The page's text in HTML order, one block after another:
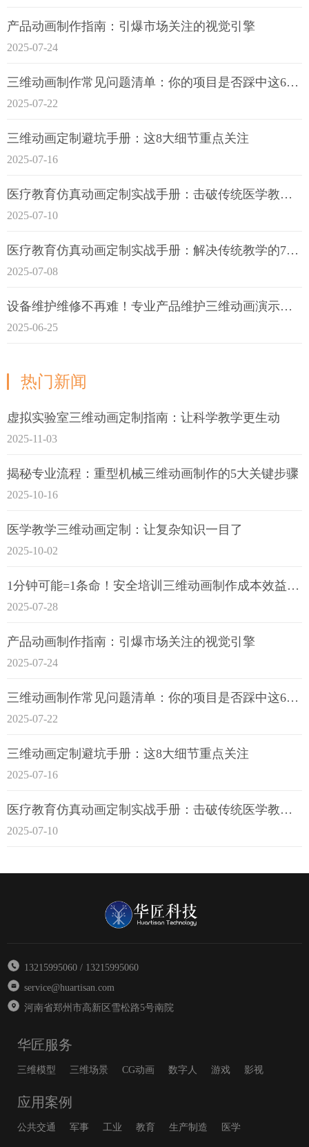
产品动画制作指南：引爆市场关注的视觉引擎
2025-07-24
三维动画制作常见问题清单：你的项目是否踩中这6大技术雷区？
2025-07-22
三维动画定制避坑手册：这8大细节重点关注
2025-07-16
医疗教育仿真动画定制实战手册：击破传统医学教育7大痛点
2025-07-10
医疗教育仿真动画定制实战手册：解决传统教学的7大痛点
2025-07-08
设备维护维修不再难！专业产品维护三维动画演示定制指南
2025-06-25
热门新闻
虚拟实验室三维动画定制指南：让科学教学更生动
2025-11-03
揭秘专业流程：重型机械三维动画制作的5大关键步骤
2025-10-16
医学教学三维动画定制：让复杂知识一目了
2025-10-02
1分钟可能=1条命！安全培训三维动画制作成本效益深度拆解
2025-07-28
产品动画制作指南：引爆市场关注的视觉引擎
2025-07-24
三维动画制作常见问题清单：你的项目是否踩中这6大技术雷区？
2025-07-22
三维动画定制避坑手册：这8大细节重点关注
2025-07-16
医疗教育仿真动画定制实战手册：击破传统医学教育7大痛点
2025-07-10
13215995060 / 13215995060
service@huartisan.com
河南省郑州市高新区雪松路5号南院
华匠服务
三维模型 三维场景 CG动画 数字人 游戏 影视
应用案例
公共交通 军事 工业 教育 生产制造 医学